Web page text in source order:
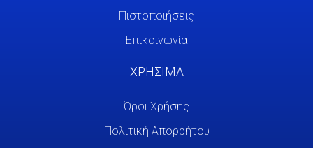
Πιστοποιήσεις
Επικοινωνία
ΧΡΗΣΙΜΑ
Όροι Χρήσης
Πολιτική Απορρήτου